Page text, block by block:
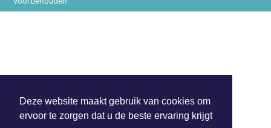
Deze website maakt gebruik van cookies om
ervoor te zorgen dat u de beste ervaring krijgt